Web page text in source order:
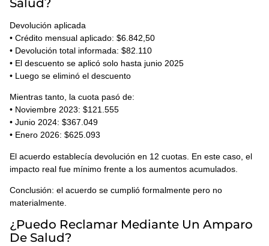
Devolución aplicada
• Crédito mensual aplicado: $6.842,50
• Devolución total informada: $82.110
• El descuento se aplicó solo hasta junio 2025
• Luego se eliminó el descuento
Mientras tanto, la cuota pasó de:
• Noviembre 2023: $121.555
• Junio 2024: $367.049
• Enero 2026: $625.093
El acuerdo establecía devolución en 12 cuotas. En este caso, el
impacto real fue mínimo frente a los aumentos acumulados.
Conclusión: el acuerdo se cumplió formalmente pero no
materialmente.
¿Puedo Reclamar Mediante Un Amparo
De Salud?